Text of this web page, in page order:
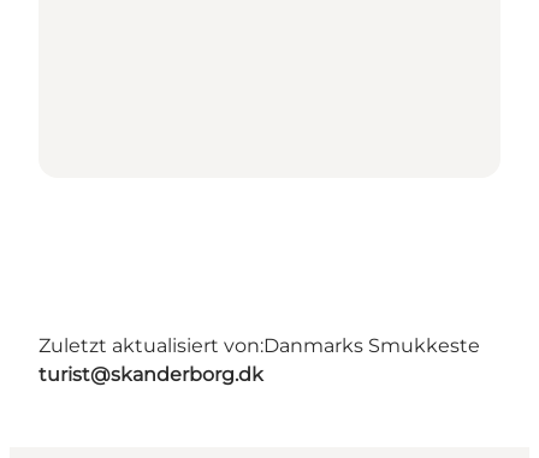
Zuletzt aktualisiert von:Danmarks Smukkeste
turist@skanderborg.dk